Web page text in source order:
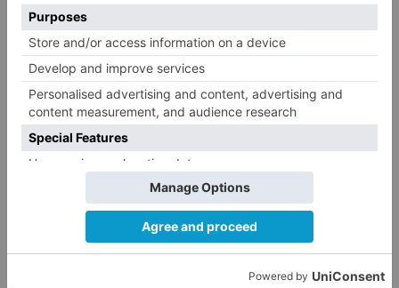
1
Felix Gall ganador de la Vuelta a
Burgos 2026
2
San Pablo Burgos incorpora al
Esperar al autobús en el HUBU es
un peligro bajo el sol